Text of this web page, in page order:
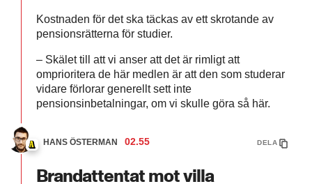
Kostnaden för det ska täckas av ett skrotande av
pensionsrätterna för studier.
– Skälet till att vi anser att det är rimligt att
omprioritera de här medlen är att den som studerar
vidare förlorar generellt sett inte
pensionsinbetalningar, om vi skulle göra så här.
HANS ÖSTERMAN 02.55 DELA
Brandattentat mot villa